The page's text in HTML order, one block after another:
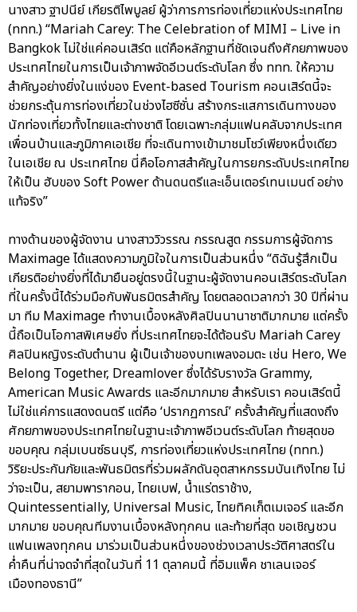
นางสาว ฐาปนีย์ เกียรติไพบูลย์ ผู้ว่าการการท่องเที่ยวแห่งประเทศไทย
(ททท.) “Mariah Carey: The Celebration of MIMI – Live in
Bangkok ไม่ใช่แค่คอนเสิร์ต แต่คือหลักฐานที่ชัดเจนถึงศักยภาพของ
ประเทศไทยในการเป็นเจ้าภาพจัดอีเวนต์ระดับโลก ซึ่ง ททท. ให้ความ
สำคัญอย่างยิ่งในแง่ของ Event-based Tourism คอนเสิร์ตนี้จะ
ช่วยกระตุ้นการท่องเที่ยวในช่วงไฮซีซั่น สร้างกระแสการเดินทางของ
นักท่องเที่ยวทั้งไทยและต่างชาติ โดยเฉพาะกลุ่มแฟนคลับจากประเทศ
เพื่อนบ้านและภูมิภาคเอเชีย ที่จะเดินทางเข้ามาชมโชว์เพียงหนึ่งเดียว
ในเอเชีย ณ ประเทศไทย นี่คือโอกาสสำคัญในการยกระดับประเทศไทย
ให้เป็น ฮับของ Soft Power ด้านดนตรีและเอ็นเตอร์เทนเมนต์ อย่าง
แท้จริง”
ทางด้านของผู้จัดงาน นางสาววิวรรณ กรรณสูต กรรมการผู้จัดการ
Maximage ได้แสดงความภูมิใจในการเป็นส่วนหนึ่ง “ดิฉันรู้สึกเป็น
เกียรติอย่างยิ่งที่ได้มายืนอยู่ตรงนี้ในฐานะผู้จัดงานคอนเสิร์ตระดับโลก
ที่ในครั้งนี้ได้ร่วมมือกับพันธมิตรสำคัญ โดยตลอดเวลากว่า 30 ปีที่ผ่าน
มา ทีม Maximage ทำงานเบื้องหลังศิลปินนานาชาติมากมาย แต่ครั้ง
นี้ถือเป็นโอกาสพิเศษยิ่ง ที่ประเทศไทยจะได้ต้อนรับ Mariah Carey
ศิลปินหญิงระดับตำนาน ผู้เป็นเจ้าของบทเพลงอมตะ เช่น Hero, We
Belong Together, Dreamlover ซึ่งได้รับรางวัล Grammy,
American Music Awards และอีกมากมาย สำหรับเรา คอนเสิร์ตนี้
ไม่ใช่แค่การแสดงดนตรี แต่คือ ‘ปรากฏการณ์’ ครั้งสำคัญที่แสดงถึง
ศักยภาพของประเทศไทยในฐานะเจ้าภาพอีเวนต์ระดับโลก ท้ายสุดขอ
ขอบคุณ กลุ่มเบนซ์ธนบุรี, การท่องเที่ยวแห่งประเทศไทย (ททท.)
วิริยะประกันภัยและพันธมิตรที่ร่วมผลักดันอุตสาหกรรมบันเทิงไทย ไม่
ว่าจะเป็น, สยามพารากอน, ไทยเบฟ, น้ำแร่ตราช้าง,
Quintessentially, Universal Music, ไทยทิคเก็ตเมเจอร์ และอีก
มากมาย ขอบคุณทีมงานเบื้องหลังทุกคน และท้ายที่สุด ขอเชิญชวน
แฟนเพลงทุกคน มาร่วมเป็นส่วนหนึ่งของช่วงเวลาประวัติศาสตร์ใน
ค่ำคืนที่น่าจดจำที่สุดในวันที่ 11 ตุลาคมนี้ ที่อิมแพ็ค ชาเลนเจอร์
เมืองทองธานี”